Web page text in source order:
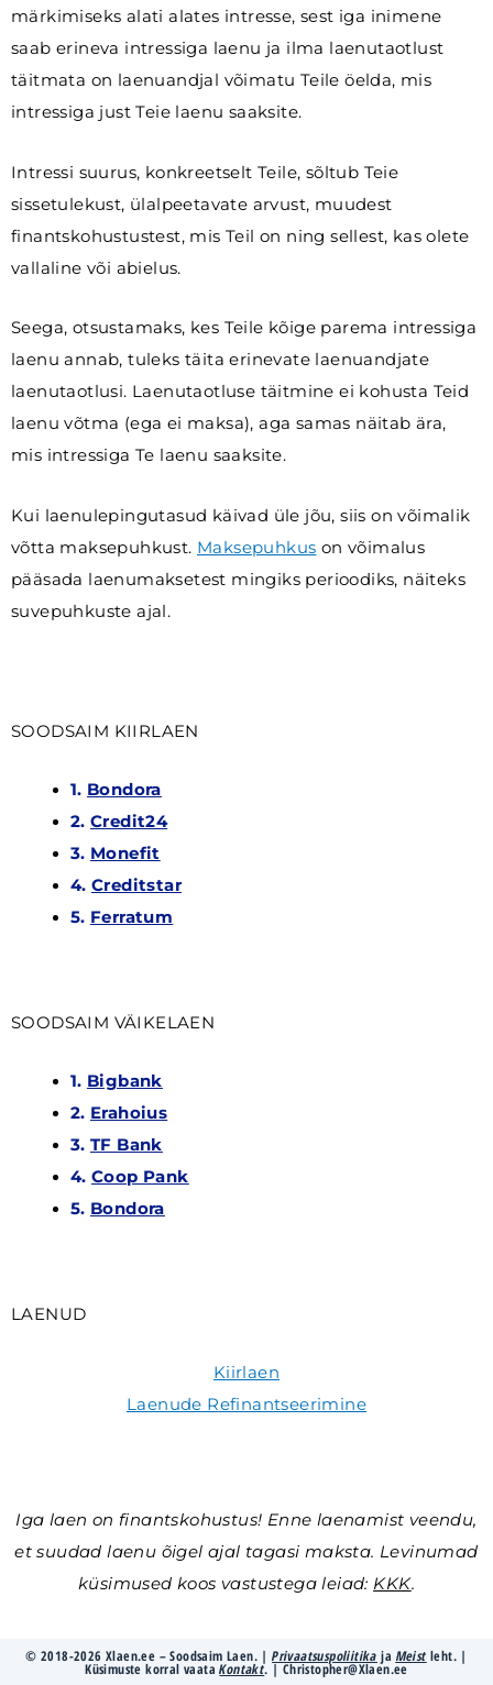
märkimiseks alati alates intresse, sest iga inimene
saab erineva intressiga laenu ja ilma laenutaotlust
täitmata on laenuandjal võimatu Teile öelda, mis
intressiga just Teie laenu saaksite.
Intressi suurus, konkreetselt Teile, sõltub Teie
sissetulekust, ülalpeetavate arvust, muudest
finantskohustustest, mis Teil on ning sellest, kas olete
vallaline või abielus.
Seega, otsustamaks, kes Teile kõige parema intressiga
laenu annab, tuleks täita erinevate laenuandjate
laenutaotlusi. Laenutaotluse täitmine ei kohusta Teid
laenu võtma (ega ei maksa), aga samas näitab ära,
mis intressiga Te laenu saaksite.
Kui laenulepingutasud käivad üle jõu, siis on võimalik
võtta maksepuhkust. Maksepuhkus on võimalus
pääsada laenumaksetest mingiks perioodiks, näiteks
suvepuhkuste ajal.
SOODSAIM KIIRLAEN
1. Bondora
2. Credit24
3. Monefit
4. Creditstar
5. Ferratum
SOODSAIM VÄIKELAEN
1. Bigbank
2. Erahoius
3. TF Bank
4. Coop Pank
5. Bondora
LAENUD
Kiirlaen
Laenude Refinantseerimine
Iga laen on finantskohustus! Enne laenamist veendu,
et suudad laenu õigel ajal tagasi maksta. Levinumad
küsimused koos vastustega leiad: KKK.
© 2018-2026 Xlaen.ee – Soodsaim Laen. |Privaatsuspoliitika ja Meist leht. |
Küsimuste korral vaataKontakt. | Christopher@Xlaen.ee